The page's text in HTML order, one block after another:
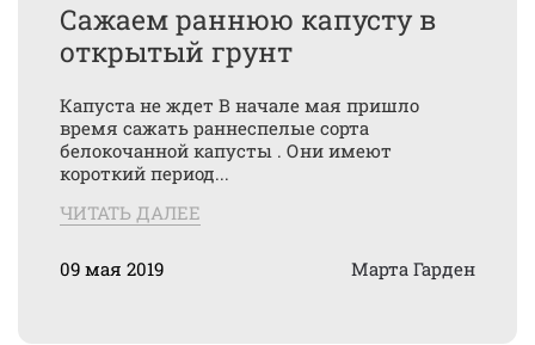
Сажаем раннюю капусту в
открытый грунт
Капуста не ждет В начале мая пришло
время сажать раннеспелые сорта
белокочанной капусты . Они имеют
короткий период...
ЧИТАТЬ ДАЛЕЕ
09 мая 2019 Марта Гарден